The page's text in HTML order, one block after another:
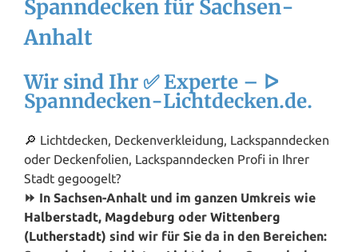
Spanndecken für Sachsen-
Anhalt
Wir sind Ihr ✅ Experte – ᐅ
Spanndecken-Lichtdecken.de.
🔎 Lichtdecken, Deckenverkleidung, Lackspanndecken
oder Deckenfolien, Lackspanndecken Profi in Ihrer
Stadt gegoogelt?
⏩ In Sachsen-Anhalt und im ganzen Umkreis wie
Halberstadt, Magdeburg oder Wittenberg
(Lutherstadt) sind wir für Sie da in den Bereichen: